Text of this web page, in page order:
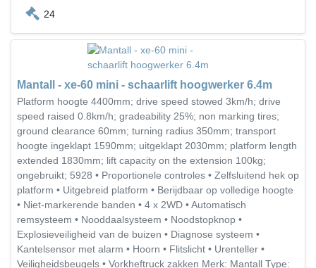
24
Mantall - xe-60 mini - schaarlift hoogwerker 6.4m
Platform hoogte 4400mm; drive speed stowed 3km/h; drive
speed raised 0.8km/h; gradeability 25%; non marking tires;
ground clearance 60mm; turning radius 350mm; transport
hoogte ingeklapt 1590mm; uitgeklapt 2030mm; platform length
extended 1830mm; lift capacity on the extension 100kg;
ongebruikt; 5928 • Proportionele controles • Zelfsluitend hek op
platform • Uitgebreid platform • Berijdbaar op volledige hoogte
• Niet-markerende banden • 4 x 2WD • Automatisch
remsysteem • Nooddaalsysteem • Noodstopknop •
Explosieveiligheid van de buizen • Diagnose systeem •
Kantelsensor met alarm • Hoorn • Flitslicht • Urenteller •
Veiligheidsbeugels • Vorkheftruck zakken Merk: Mantall Type: